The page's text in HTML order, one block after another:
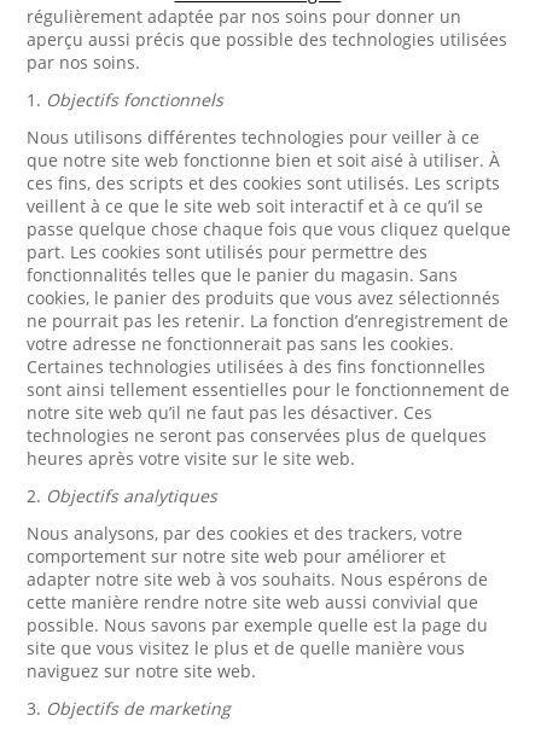
régulièrement adaptée par nos soins pour donner un
aperçu aussi précis que possible des technologies utilisées
par nos soins.
1. Objectifs fonctionnels
Nous utilisons différentes technologies pour veiller à ce
que notre site web fonctionne bien et soit aisé à utiliser. À
ces fins, des scripts et des cookies sont utilisés. Les scripts
veillent à ce que le site web soit interactif et à ce qu’il se
passe quelque chose chaque fois que vous cliquez quelque
part. Les cookies sont utilisés pour permettre des
fonctionnalités telles que le panier du magasin. Sans
cookies, le panier des produits que vous avez sélectionnés
ne pourrait pas les retenir. La fonction d’enregistrement de
votre adresse ne fonctionnerait pas sans les cookies.
Certaines technologies utilisées à des fins fonctionnelles
sont ainsi tellement essentielles pour le fonctionnement de
notre site web qu’il ne faut pas les désactiver. Ces
technologies ne seront pas conservées plus de quelques
heures après votre visite sur le site web.
2. Objectifs analytiques
Nous analysons, par des cookies et des trackers, votre
comportement sur notre site web pour améliorer et
adapter notre site web à vos souhaits. Nous espérons de
cette manière rendre notre site web aussi convivial que
possible. Nous savons par exemple quelle est la page du
site que vous visitez le plus et de quelle manière vous
naviguez sur notre site web.
3. Objectifs de marketing